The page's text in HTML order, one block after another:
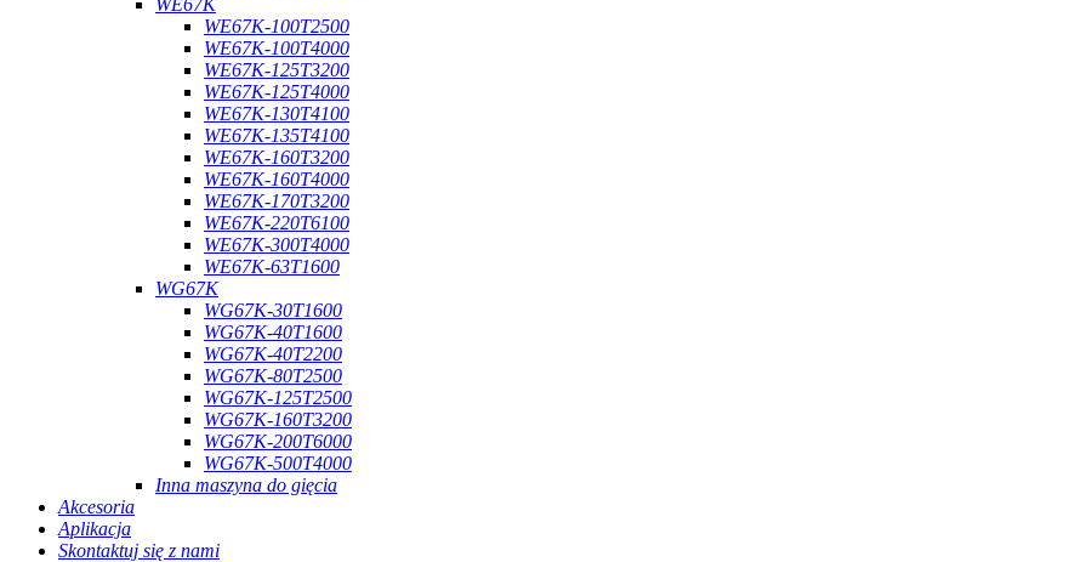
WE67K
WE67K-100T2500
WE67K-100T4000
WE67K-125T3200
WE67K-125T4000
WE67K-130T4100
WE67K-135T4100
WE67K-160T3200
WE67K-160T4000
WE67K-170T3200
WE67K-220T6100
WE67K-300T4000
WE67K-63T1600
WG67K
WG67K-30T1600
WG67K-40T1600
WG67K-40T2200
WG67K-80T2500
WG67K-125T2500
WG67K-160T3200
WG67K-200T6000
WG67K-500T4000
Inna maszyna do gięcia
Akcesoria
Aplikacja
Skontaktuj się z nami